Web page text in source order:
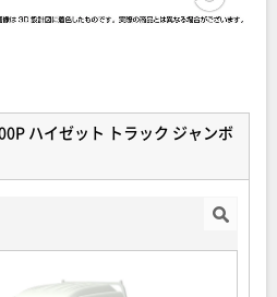
ハイゼット トラック ジャンボ